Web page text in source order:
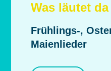
Was läutet
Frühlings-,
Maienlieder